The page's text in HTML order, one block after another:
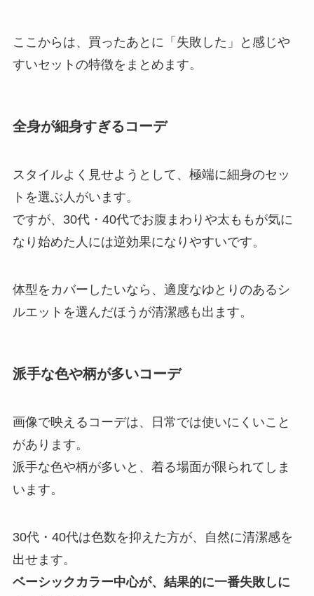
ここからは、買ったあとに「失敗した」と感じや
すいセットの特徴をまとめます。
全身が細身すぎるコーデ
スタイルよく見せようとして、極端に細身のセッ
トを選ぶ人がいます。
ですが、30代・40代でお腹まわりや太ももが気に
なり始めた人には逆効果になりやすいです。
体型をカバーしたいなら、適度なゆとりのあるシ
ルエットを選んだほうが清潔感も出ます。
派手な色や柄が多いコーデ
画像で映えるコーデは、日常では使いにくいこと
があります。
派手な色や柄が多いと、着る場面が限られてしま
います。
30代・40代は色数を抑えた方が、自然に清潔感を
出せます。
ベーシックカラー中心が、結果的に一番失敗しに